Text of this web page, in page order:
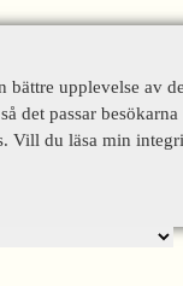
upplevelse av
det passar
Vill du läsa min